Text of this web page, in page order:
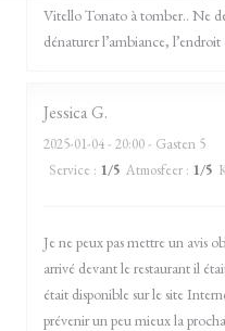
Vitello Tonato à tomber.. Ne
dénaturer l’ambiance,
JessicaG
2025-01-04- 20:00 - Gasten 5
Service : 1/5 Atmosfeer : 1/5
Je ne peux pas mettre un avis
arrivé devant le restaurant il
était disponible sur le site
prévenir un peu mieux la